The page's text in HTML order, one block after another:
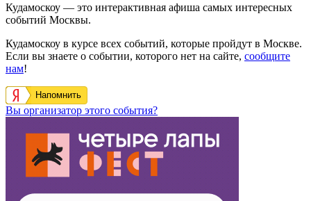
Кудамоскоу — это интерактивная афиша самых интересных
событий Москвы.
Кудамоскоу в курсе всех событий, которые пройдут в Москве.
Если вы знаете о событии, которого нет на сайте, сообщите
нам!
Напомнить
Вы организатор этого события?